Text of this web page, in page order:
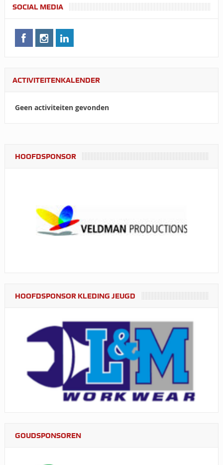
SOCIAL MEDIA
ACTIVITEITENKALENDER
Geen activiteiten gevonden
HOOFDSPONSOR
HOOFDSPONSOR KLEDING JEUGD
GOUDSPONSOREN